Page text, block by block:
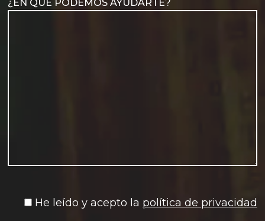
¿EN QUÉ PODEMOS AYUDARTE?
He leído y acepto la política de privacidad